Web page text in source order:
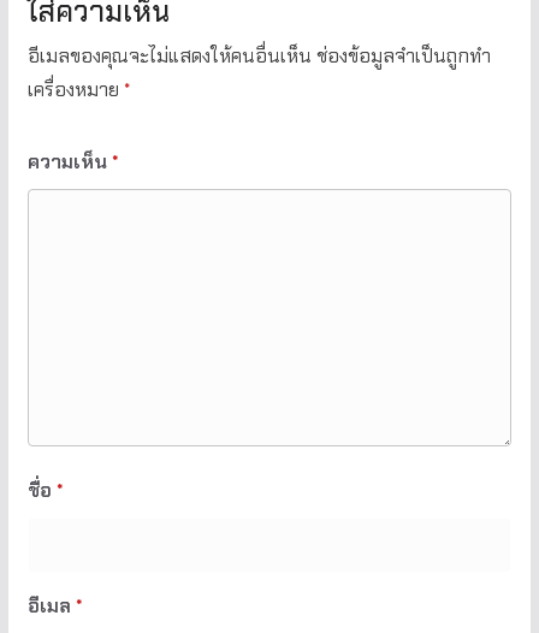
ใส่ความเห็น
อีเมลของคุณจะไม่แสดงให้คนอื่นเห็น ช่องข้อมูลจำเป็นถูกทำ
เครื่องหมาย *
ความเห็น *
ชื่อ *
อีเมล *